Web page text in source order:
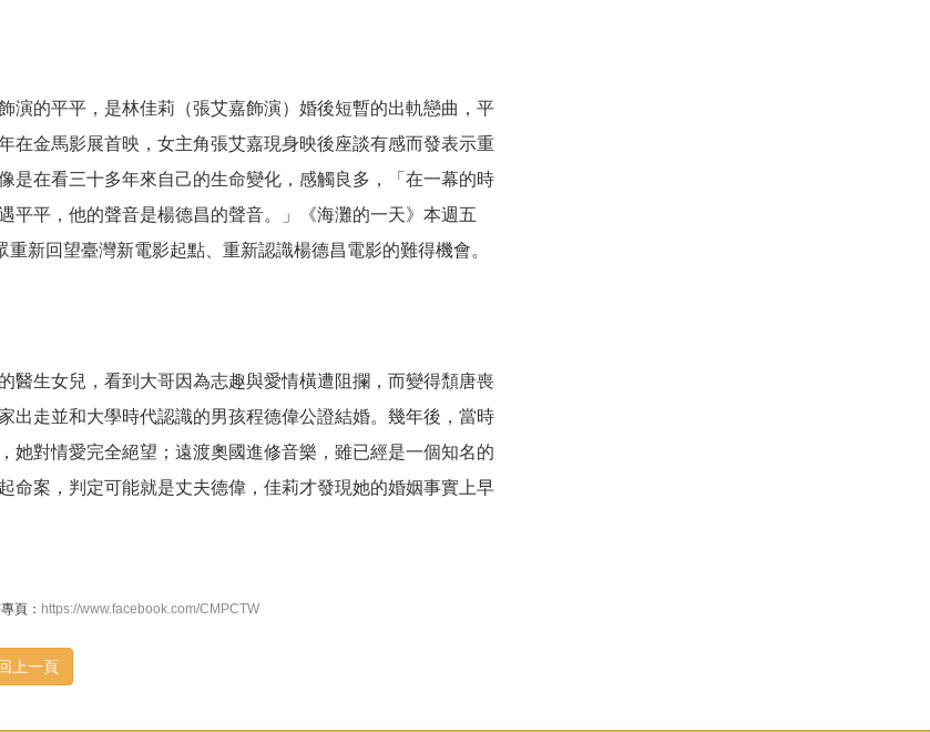
演的平平，是林佳莉（張艾嘉飾演）婚後短暫的出軌戀曲，平
在金馬影展首映，女主角張艾嘉現身映後座談有感而發表示重
是在看三十多年來自己的生命變化，感觸良多，「在一幕的時
平平，他的聲音是楊德昌的聲音。」《海灘的一天》本週五
新回望臺灣新電影起點、重新認識楊德昌電影的難得機會。
醫生女兒，看到大哥因為志趣與愛情橫遭阻攔，而變得頹唐喪
出走並和大學時代認識的男孩程德偉公證結婚。幾年後，當時
她對情愛完全絕望；遠渡奧國進修音樂，雖已經是一個知名的
命案，判定可能就是丈夫德偉，佳莉才發現她的婚姻事實上早
頁： https://www.facebook.com/CMPCTW
回上一頁